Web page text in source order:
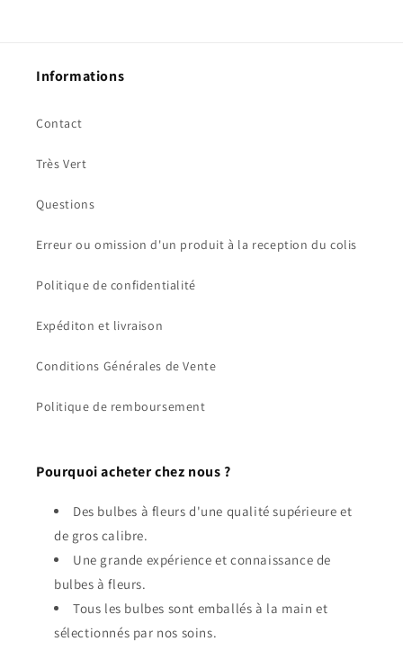
Informations
Contact
Très Vert
Questions
Erreur ou omission d'un produit à la reception du colis
Politique de confidentialité
Expéditon et livraison
Conditions Générales de Vente
Politique de remboursement
Pourquoi acheter chez nous ?
Des bulbes à fleurs d'une qualité supérieure et
de gros calibre.
Une grande expérience et connaissance de
bulbes à fleurs.
Tous les bulbes sont emballés à la main et
sélectionnés par nos soins.